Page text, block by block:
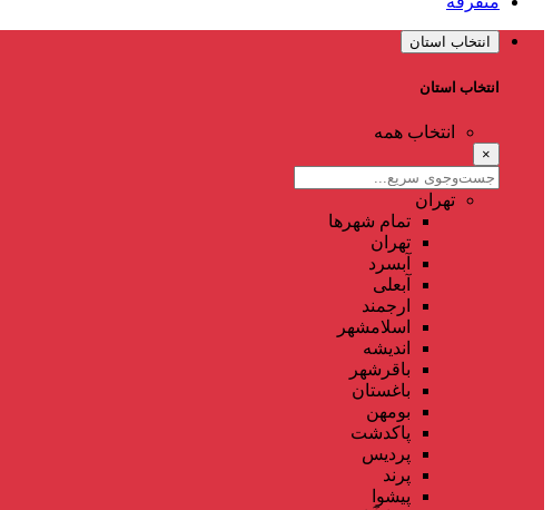
انتخاب استان
انتخاب استان
انتخاب همه
×
تهران
تمام شهر‌ها
تهران
آبسرد
آبعلی
ارجمند
اسلامشهر
اندیشه
باقرشهر
باغستان
بومهن
پاکدشت
پردیس
پرند
پیشوا